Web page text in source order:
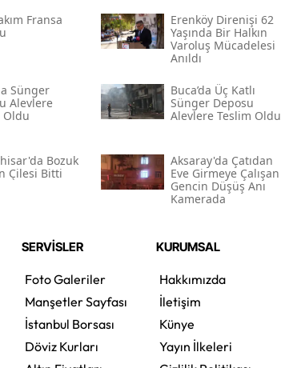
Fransa
Erenköy Direnişi 62
Yaşında Bir Halkın
Varoluş Mücadelesi
Anıldı
Sünger
Alevlere
Oldu
Buca’da Üç Katlı
Sünger Deposu
Alevlere Teslim Oldu
Bozuk
Çilesi Bitti
Aksaray'da Çatıdan
Eve Girmeye Çalışan
Gencin Düşüş Anı
Kamerada
SERVİSLER
Foto Galeriler
Manşetler Sayfası
İstanbul Borsası
Döviz Kurları
KURUMSAL
Hakkımızda
İletişim
Künye
Yayın İlkeleri